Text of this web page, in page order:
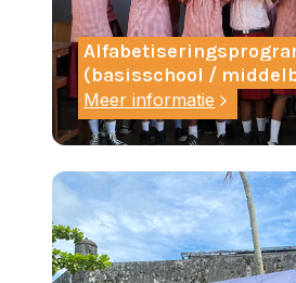
(basisschool /
Meer informatie